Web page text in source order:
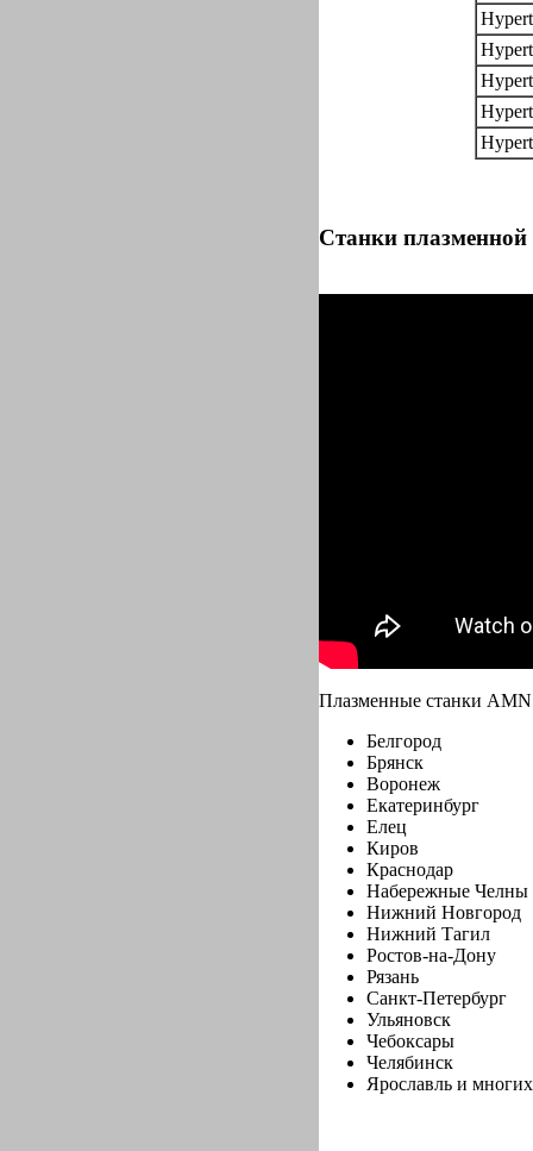
Станки
Плазменные станки AMN
Белгород
Брянск
Воронеж
Екатеринбург
Елец
Киров
Краснодар
Набережные Челны
Нижний Новгород
Нижний Тагил
Ростов-на-Дону
Рязань
Санкт-Петербург
Ульяновск
Чебоксары
Челябинск
Ярославль и